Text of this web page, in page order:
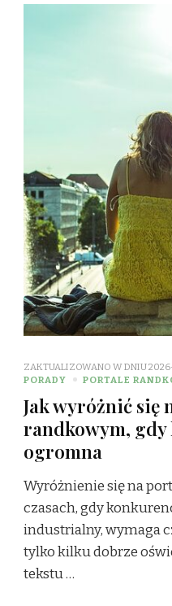
ZAKTUALIZOWANO W DNIU
PORADY
PORTALE
Jak wyróżnić się
randkowym,
ogromna
Wyróżnienie się na
czasach, gdy
industrialny, wymaga
tylko kilku dobrze
tekstu …